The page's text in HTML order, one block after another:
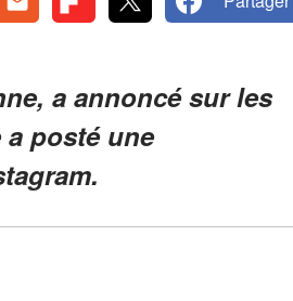
a annoncé sur les
posté une